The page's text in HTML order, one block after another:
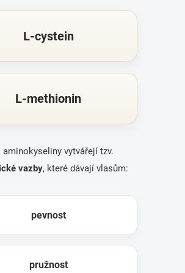
L-cystein
L-methionin
aminokyseliny vytvářejí tzv.
vazby, které dávají vlasům:
pevnost
pružnost